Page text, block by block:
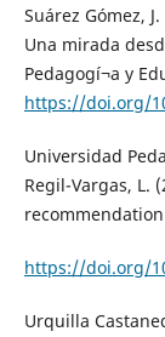
Suárez Gómez,
Una mirada
Pedagogí¬a y
https://doi.org/
Universidad
Regil-Vargas, L.
https://doi.org/
Urquilla